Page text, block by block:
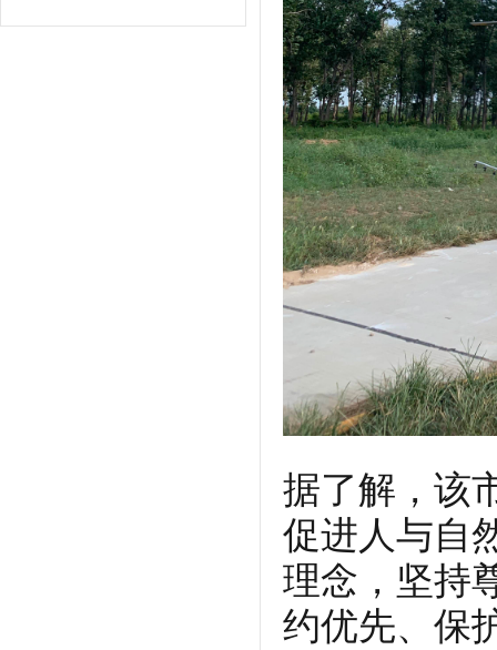
据了解，该
促进人与自
理念，坚持
约优先、保